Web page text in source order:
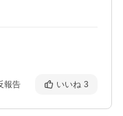
報告 いいね 3